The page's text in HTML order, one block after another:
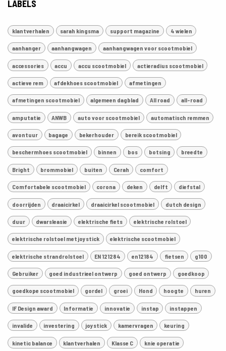
LABELS
klantverhalen sarah kingsma support magazine 4 wielen
aanhanger aanhangwagen aanhangwagen voor scootmobiel
accessories accu accu scootmobiel actieradius scootmobiel
actieve rem afdekhoes scootmobiel afmetingen
afmetingen scootmobiel algemeen dagblad All road all-road
amputatie ANWB auto voor scootmobiel automatisch remmen
avontuur bagage bekerhouder bereik scootmobiel
beschermhoes scootmobiel binnen bos botsing breedte
Bright brommobiel buiten Cerah comfort
Comfortabele scootmobiel corona deken delft diefstal
doorrijden draaicirkel draaicirkel scootmobiel dutch design
duur dwarsleasie elektrische fiets elektrische rolstoel
elektrische rolstoel met joystick elektrische scootmobiel
elektrische strandrolstoel EN 121284 en12184 fietsen g100
Gebruiker goed industrieel ontwerp goed ontwerp goedkoop
goedkope scootmobiel gordel groei Hond hoogte huren
IF Design award Informatie innovatie instap instappen
invalide investering joystick kamervragen keuring
kinetic balance klantverhalen Klasse C knie operatie